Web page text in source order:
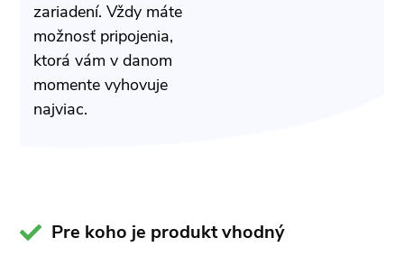
zariadení. Vždy máte
možnosť pripojenia,
ktorá vám v danom
momente vyhovuje
najviac.
Pre koho je produkt vhodný